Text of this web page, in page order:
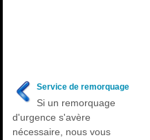
Service de remorquage
Si un remorquage
d'urgence s'avère
nécessaire, nous vous